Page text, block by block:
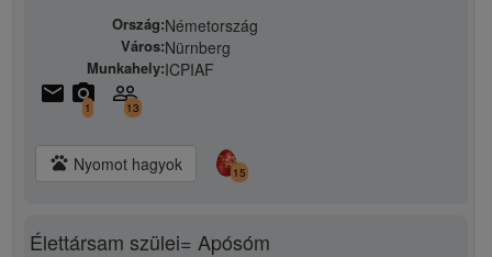
Ország:Németország
Város:Nürnberg
Munkahely:ICPIAF
email camera_alt
1
people_outline
13
pets Nyomot hagyok 15
Élettársam szülei= Apósóm